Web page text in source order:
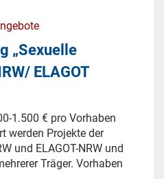
„Sexuelle
ELAGOT
1.500 € pro Vorhaben
werden Projekte der
und ELAGOT-NRW und
Träger. Vorhaben